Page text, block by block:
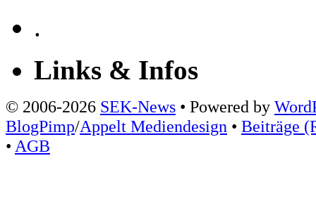
.
Links & Infos
© 2006-2026 SEK-News • Powered by
BlogPimp/Appelt Mediendesign • Beiträge
• AGB